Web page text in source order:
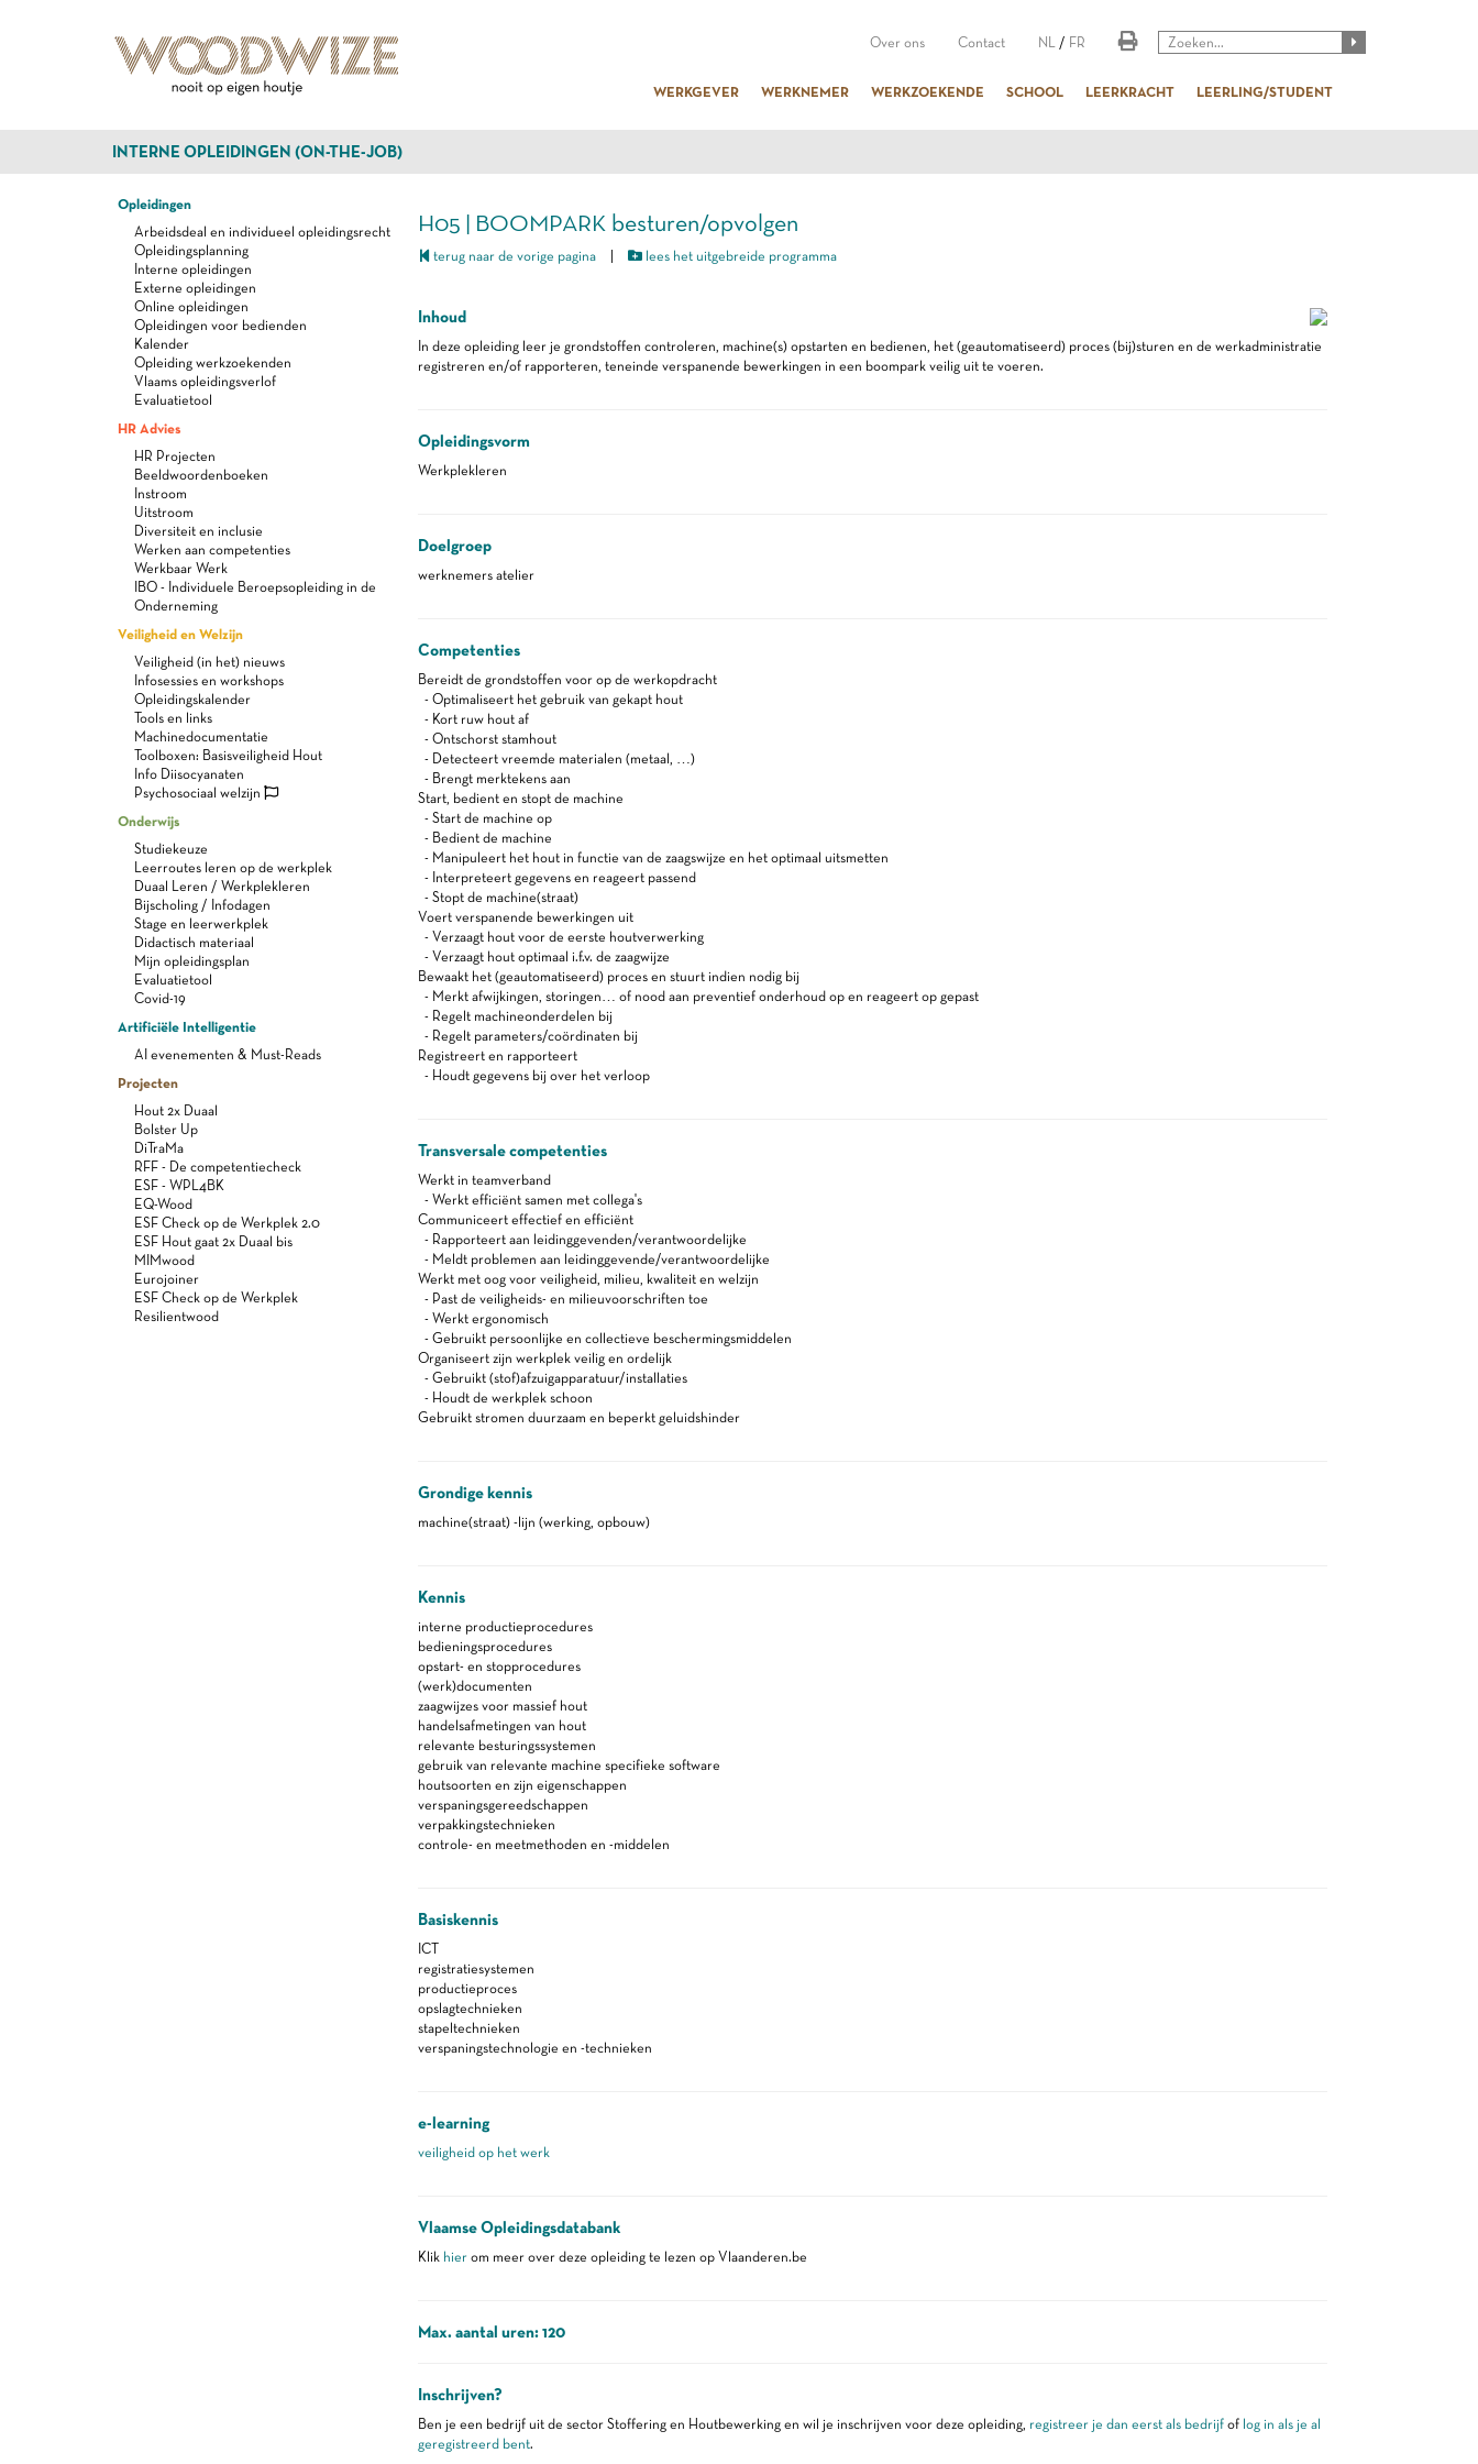
Over ons Contact NL / FR
WERKGEVER WERKNEMER WERKZOEKENDE SCHOOL LEERKRACHT LEERLING/STUDENT
INTERNE OPLEIDINGEN (ON-THE-JOB)
Opleidingen
Arbeidsdeal en individueel opleidingsrecht
Opleidingsplanning
Interne opleidingen
Externe opleidingen
Online opleidingen
Opleidingen voor bedienden
Kalender
Opleiding werkzoekenden
Vlaams opleidingsverlof
Evaluatietool
HR Advies
HR Projecten
Beeldwoordenboeken
Instroom
Uitstroom
Diversiteit en inclusie
Werken aan competenties
Werkbaar Werk
IBO - Individuele Beroepsopleiding in de
Onderneming
Veiligheid en Welzijn
Veiligheid (in het) nieuws
Infosessies en workshops
Opleidingskalender
Tools en links
Machinedocumentatie
Toolboxen: Basisveiligheid Hout
Info Diisocyanaten
Psychosociaal welzijn
Onderwijs
Studiekeuze
Leerroutes leren op de werkplek
Duaal Leren / Werkplekleren
Bijscholing / Infodagen
Stage en leerwerkplek
Didactisch materiaal
Mijn opleidingsplan
Evaluatietool
Covid-19
Artificiële Intelligentie
AI evenementen & Must-Reads
Projecten
Hout 2x Duaal
Bolster Up
DiTraMa
RFF - De competentiecheck
ESF - WPL4BK
EQ-Wood
ESF Check op de Werkplek 2.0
ESF Hout gaat 2x Duaal bis
MIMwood
Eurojoiner
ESF Check op de Werkplek
Resilientwood
H05 | BOOMPARK besturen/opvolgen
terug naar de vorige pagina| lees het uitgebreide programma
Inhoud
In deze opleiding leer je grondstoffen controleren, machine(s) opstarten en bedienen, het (geautomatiseerd) proces (bij)sturen en de werkadministratie
registreren en/of rapporteren, teneinde verspanende bewerkingen in een boompark veilig uit te voeren.
Opleidingsvorm
Werkplekleren
Doelgroep
werknemers atelier
Competenties
Bereidt de grondstoffen voor op de werkopdracht
- Optimaliseert het gebruik van gekapt hout
- Kort ruw hout af
- Ontschorst stamhout
- Detecteert vreemde materialen (metaal, …)
- Brengt merktekens aan
Start, bedient en stopt de machine
- Start de machine op
- Bedient de machine
- Manipuleert het hout in functie van de zaagswijze en het optimaal uitsmetten
- Interpreteert gegevens en reageert passend
- Stopt de machine(straat)
Voert verspanende bewerkingen uit
- Verzaagt hout voor de eerste houtverwerking
- Verzaagt hout optimaal i.f.v. de zaagwijze
Bewaakt het (geautomatiseerd) proces en stuurt indien nodig bij
- Merkt afwijkingen, storingen… of nood aan preventief onderhoud op en reageert op gepast
- Regelt machineonderdelen bij
- Regelt parameters/coördinaten bij
Registreert en rapporteert
- Houdt gegevens bij over het verloop
Transversale competenties
Werkt in teamverband
- Werkt efficiënt samen met collega's
Communiceert effectief en efficiënt
- Rapporteert aan leidinggevenden/verantwoordelijke
- Meldt problemen aan leidinggevende/verantwoordelijke
Werkt met oog voor veiligheid, milieu, kwaliteit en welzijn
- Past de veiligheids- en milieuvoorschriften toe
- Werkt ergonomisch
- Gebruikt persoonlijke en collectieve beschermingsmiddelen
Organiseert zijn werkplek veilig en ordelijk
- Gebruikt (stof)afzuigapparatuur/installaties
- Houdt de werkplek schoon
Gebruikt stromen duurzaam en beperkt geluidshinder
Grondige kennis
machine(straat) -lijn (werking, opbouw)
Kennis
interne productieprocedures
bedieningsprocedures
opstart- en stopprocedures
(werk)documenten
zaagwijzes voor massief hout
handelsafmetingen van hout
relevante besturingssystemen
gebruik van relevante machine specifieke software
houtsoorten en zijn eigenschappen
verspaningsgereedschappen
verpakkingstechnieken
controle- en meetmethoden en -middelen
Basiskennis
ICT
registratiesystemen
productieproces
opslagtechnieken
stapeltechnieken
verspaningstechnologie en -technieken
e-learning
veiligheid op het werk
Vlaamse Opleidingsdatabank
Klik hierom meer over deze opleiding te lezen op Vlaanderen.be
Max. aantal uren: 120
Inschrijven?
Ben je een bedrijf uit de sector Stoffering en Houtbewerking en wil je inschrijven voor deze opleiding, registreer je dan eerst als bedrijfof log in als je al
geregistreerd bent.